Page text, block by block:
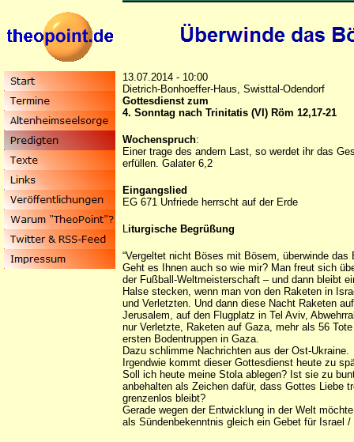
13.07.2014 - 10:00
Dietrich-Bonhoeffer-Haus, Swisttal-Odendorf
Gottesdienst zum
4. Sonntag nach Trinitatis (VI) Röm 12,17-21
Wochenspruch:
Einer trage des andern Last, so werdet ihr das
erfüllen. Galater 6,2
Eingangslied
EG 671 Unfriede herrscht auf der Erde
Liturgische Begrüßung
“Vergeltet nicht Böses mit Bösem, überwinde das
Geht es Ihnen auch so wie mir? Man freut sich
der Fußball-Weltmeisterschaft – und dann bleibt
Halse stecken, wenn man von den Raketen in
und Verletzten. Und dann diese Nacht Raketen
Jerusalem, auf den Flugplatz in Tel Aviv,
nur Verletzte, Raketen auf Gaza, mehr als 56
ersten Bodentruppen in Gaza.
Dazu schlimme Nachrichten aus der Ost-Ukraine.
Irgendwie kommt dieser Gottesdienst heute zu
Soll ich heute meine Stola ablegen? Ist sie zu
anbehalten als Zeichen dafür, dass Gottes Liebe
grenzenlos bleibt?
Gerade wegen der Entwicklung in der Welt
als Sündenbekenntnis gleich ein Gebet für Israel